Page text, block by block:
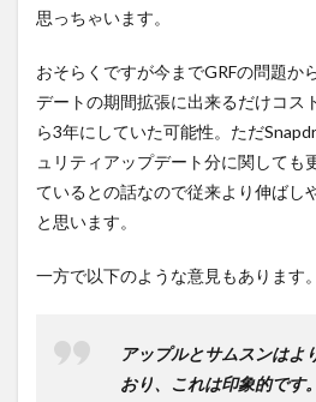
思っちゃいます。
おそらくですが今までGRFの問題か
デートの期間拡張に出来るだけコス
ら3年にしていた可能性。ただ
ュリティアップデート分に関しても
ているとの話なので従来より伸ばし
と思います。
一方で以下のような意見もあります。
アップルとサムスンはよ
おり、これは印象的です